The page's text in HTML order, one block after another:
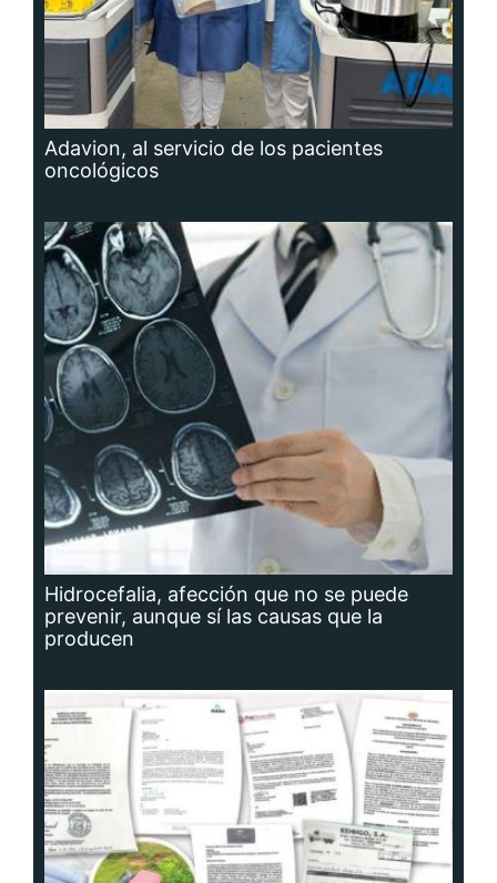
Adavion, al servicio de los pacientes
oncológicos
Hidrocefalia, afección que no se puede
prevenir, aunque sí las causas que la
producen